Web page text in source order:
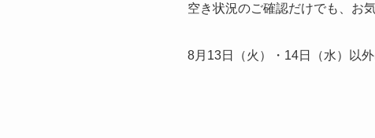
空き状況のご確認だけでも、お
8月13日（火）・14日（水）以